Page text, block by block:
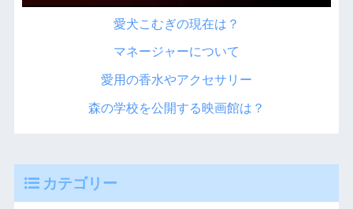
愛犬こむぎの現在は？
マネージャーについて
愛用の香水やアクセサリー
森の学校を公開する映画館は？
カテゴリー